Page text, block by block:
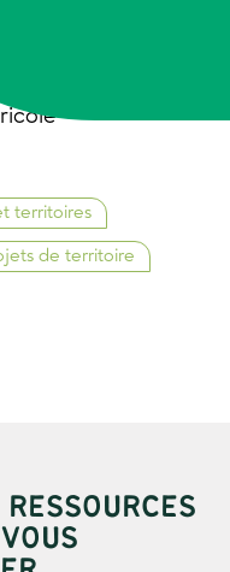
Mouvement
Civam, Terres
territoires
de territoire
RESSOURCES